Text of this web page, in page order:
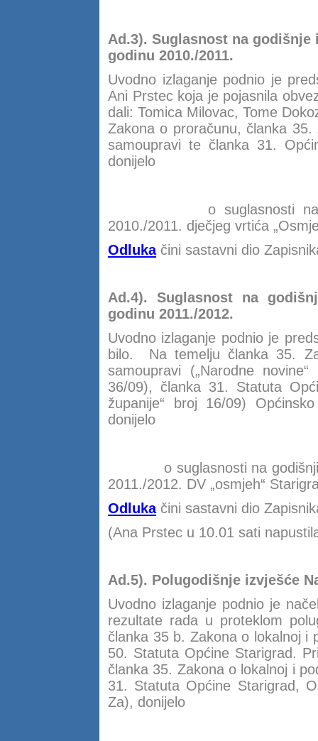
Ad.3). Suglasnost na godišnje
godinu 2010./2011.
Uvodno izlaganje podnio je
Ani Prstec koja je pojasnila
dali: Tomica Milovac, Tome
Zakona o proračunu, članka
samoupravi te članka 31.
donijelo
o suglasnosti
2010./2011. dječjeg vrtića
Odlukačini sastavni dio
Ad.4). Suglasnost na
godinu 2011./2012.
Uvodno izlaganje podnio je
bilo. Na temelju članka 35.
samoupravi („Narodne
36/09), članka 31. Statuta
županije“ broj 16/09)
donijelo
o suglasnosti na godišnji
2011./2012. DV „osmjeh“
Odlukačini sastavni dio
(Ana Prstec u 10.01 sati
Ad.5). Polugodišnje izvješće
Uvodno izlaganje podnio je
rezultate rada u proteklom
članka 35 b. Zakona o lokalnoj i
50. Statuta Općine Starigrad.
članka 35. Zakona o lokalnoj i
31. Statuta Općine Starigrad,
Za), donijelo